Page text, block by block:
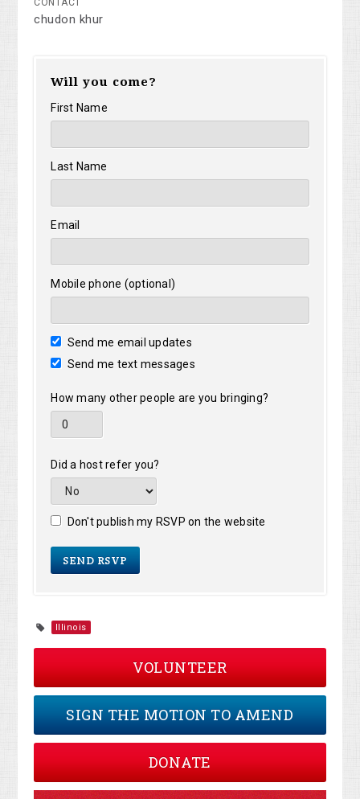
CONTACT
chudon khur
Will you come?
First Name
Last Name
Email
Mobile phone (optional)
Send me email updates
Send me text messages
How many other people are you bringing?
Did a host refer you?
Don't publish my RSVP on the website
Illinois
VOLUNTEER
SIGN THE MOTION TO AMEND
DONATE